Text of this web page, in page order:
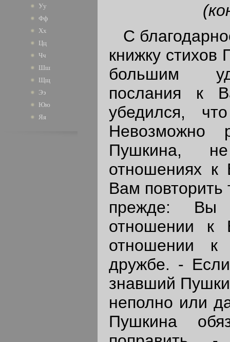
Уу
Фф
Хх
Цц
Чч
Шш
Щщ
Ээ
Юю
Яя
С
книжку
большим
послания к
убедился,
Невозможно
Пушкина,
отношениях к
Вам повторить
прежде: Вы
отношении к
отношении
дружбе. -
знавший
неполно или
Пушкина